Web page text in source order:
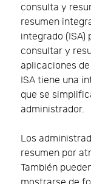
consulta y
resumen
integrado (ISA)
consultar y
aplicaciones de
ISA tiene una
que se
administrador.
Los
resumen por
También